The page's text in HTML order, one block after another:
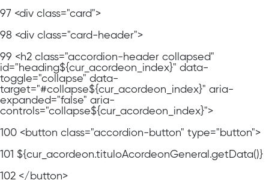
97 <div class="card">
98 <div class="card-header">
99 <h2 class="accordion-header collapsed"
id="heading${cur_acordeon_index}" data-
toggle="collapse" data-
target="#collapse${cur_acordeon_index}" aria-
expanded="false" aria-
controls="collapse${cur_acordeon_index}">
100 <button class="accordion-button" type="button">
101 ${cur_acordeon.tituloAcordeonGeneral.getData()}
102 </button>